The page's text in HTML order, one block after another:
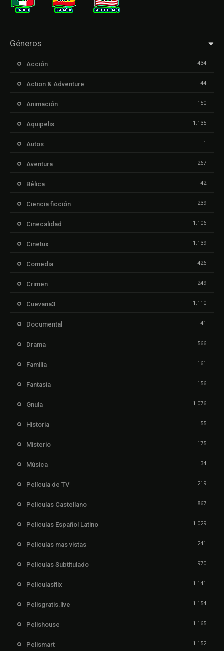
Géneros
Acción 434
Action & Adventure 44
Animación 150
Aquipelis 1.135
Autos 1
Aventura 267
Bélica 42
Ciencia ficción 239
Cinecalidad 1.106
Cinetux 1.139
Comedia 426
Crimen 249
Cuevana3 1.110
Documental 41
Drama 566
Familia 161
Fantasía 156
Gnula 1.076
Historia 55
Misterio 175
Música 34
Película de TV 219
Peliculas Castellano 867
Peliculas Español Latino 1.029
Peliculas mas vistas 241
Peliculas Subtitulado 970
Peliculasflix 1.141
Pelisgratis.live 1.154
Pelishouse 1.165
Pelismart 1.152